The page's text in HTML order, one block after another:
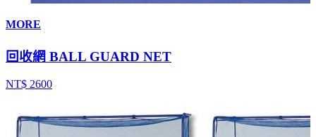
MORE
回收網 BALL GUARD NET
NT$ 2600